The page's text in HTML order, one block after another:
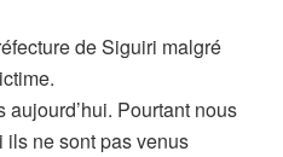
de Siguiri malgré
Pourtant nous
ils ne sont pas venus